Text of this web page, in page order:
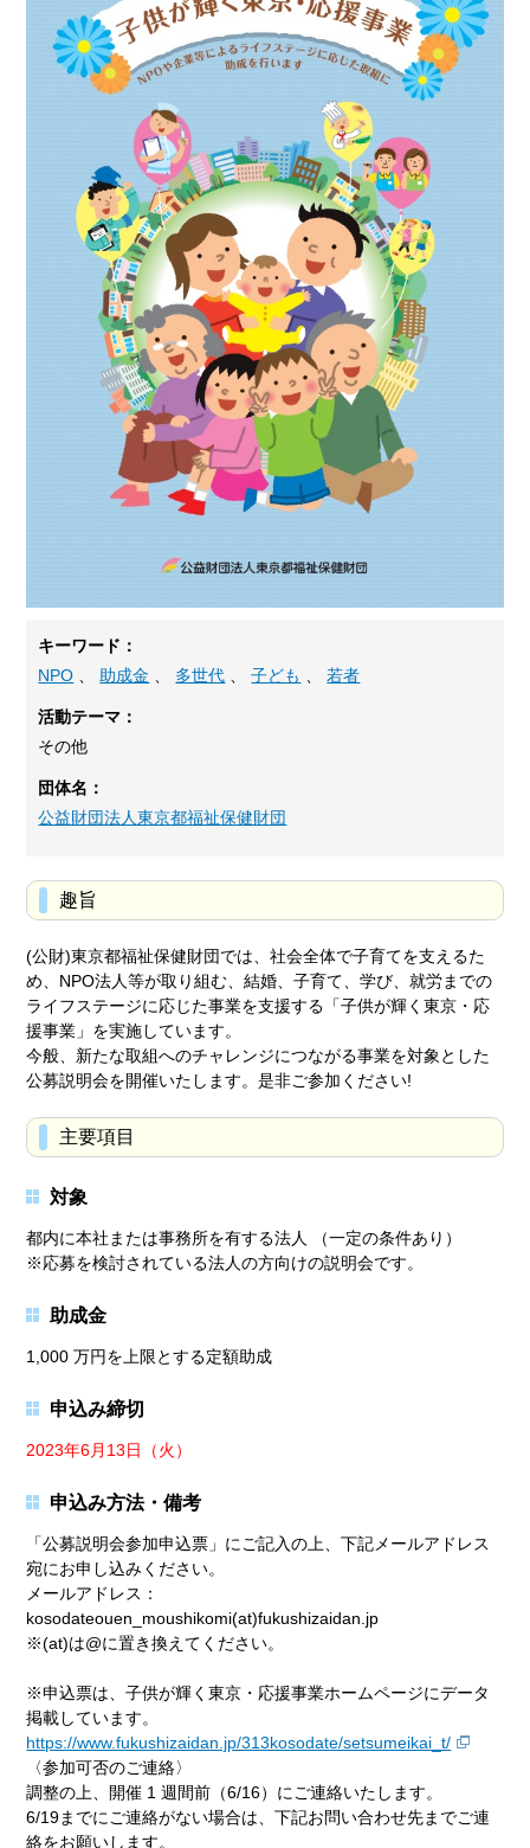
キーワード：
NPO
助成金 多世代 、子ども 、若者
活動テーマ：
その他
団体名：
公益財団法人東京都福祉保健財団
趣旨
(公財)東京都福祉保健財団では、社会全体で子育てを支えるた
め、NPO法人等が取り組む、結婚、子育て、学び、就労までの
ライフステージに応じた事業を支援する「子供が輝く東京・応
援事業」を実施しています。
今般、新たな取組へのチャレンジにつながる事業を対象とした
公募説明会を開催いたします。是非ご参加ください!
主要項目
対象
都内に本社または事務所を有する法人 （一定の条件あり）
※応募を検討されている法人の方向けの説明会です。
助成金
1,000 万円を上限とする定額助成
申込み締切
2023年6月13日（火）
申込み方法・備考
「公募説明会参加申込票」にご記入の上、下記メールアドレス
宛にお申し込みください。
メールアドレス：
kosodateouen_moushikomi(at)fukushizaidan.jp
※(at)は@に置き換えてください。
※申込票は、子供が輝く東京・応援事業ホームページにデータ
掲載しています。
https://www.fukushizaidan.jp/313kosodate/setsumeikai_t/
〈参加可否のご連絡〉
調整の上、開催 1 週間前（6/16）にご連絡いたします。
6/19までにご連絡がない場合は、下記お問い合わせ先までご連
絡をお願いします。